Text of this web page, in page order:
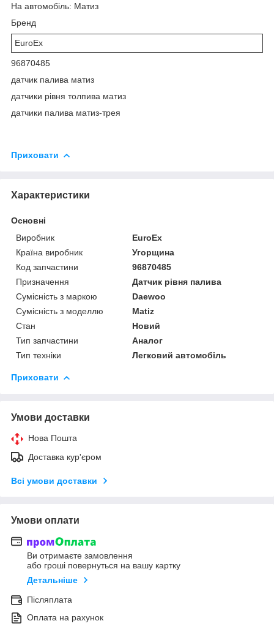
На автомобіль: Матиз
Бренд
EuroEx
96870485
датчик палива матиз
датчики рівня толпива матиз
датчики палива матиз-трея
Приховати
Характеристики
Основні
Виробник
EuroEx
Країна виробник
Угорщина
Код запчастини
96870485
Призначення
Датчик рівня палива
Сумісність з маркою
Daewoo
Сумісність з моделлю
Matiz
Стан
Новий
Тип запчастини
Аналог
Тип техніки
Легковий автомобіль
Приховати
Умови доставки
Нова Пошта
Доставка кур'єром
Всі умови доставки
Умови оплати
Ви отримаєте замовлення
або гроші повернуться на вашу картку
Детальніше
Післяплата
Оплата на рахунок